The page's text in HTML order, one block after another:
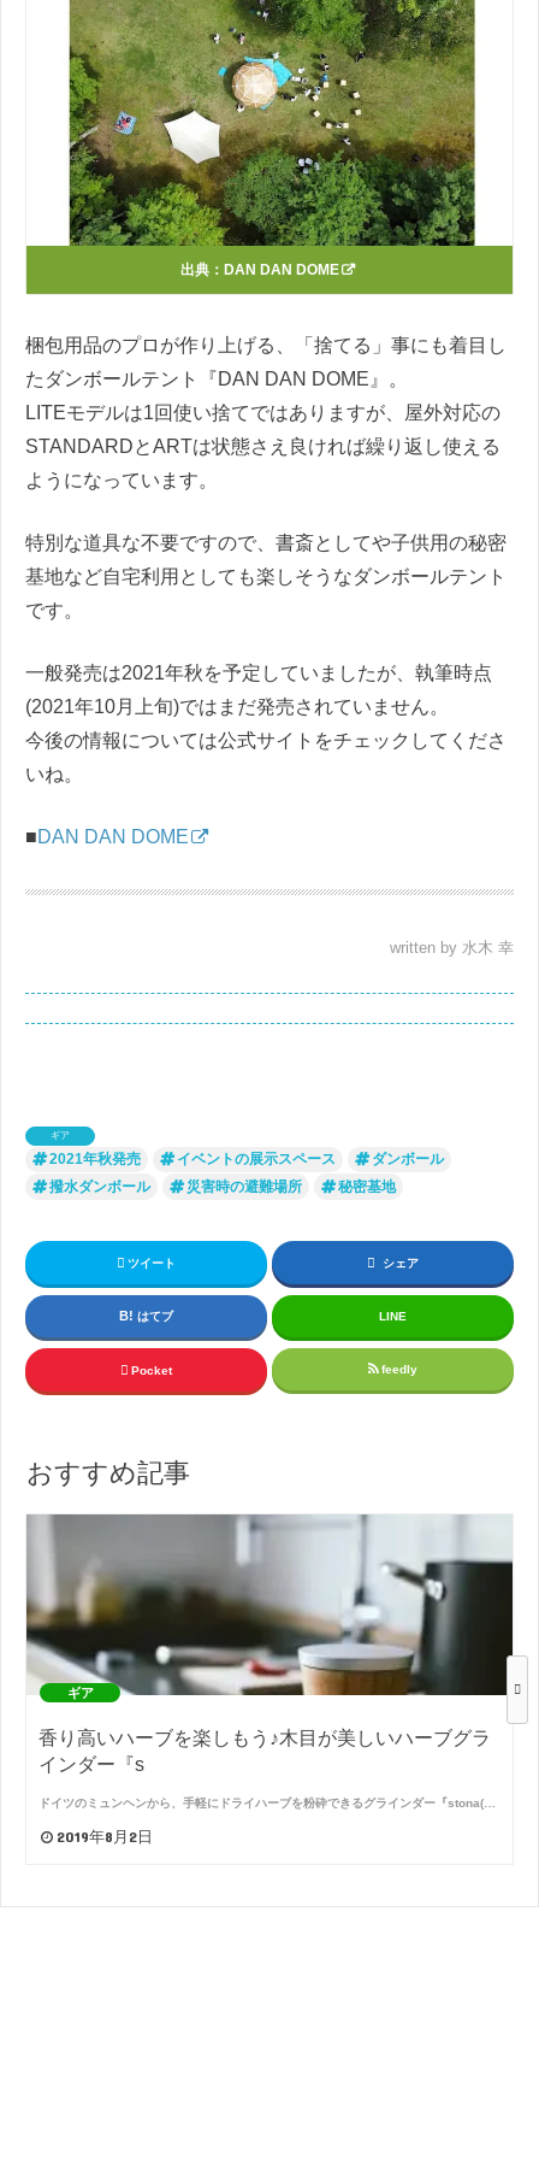
出典： DAN DAN DOME
梱包用品のプロが作り上げる、「捨てる」事にも着目し
たダンボールテント『DAN DAN DOME』。
LITEモデルは1回使い捨てではありますが、屋外対応の
STANDARDとARTは状態さえ良ければ繰り返し使える
ようになっています。
特別な道具な不要ですので、書斎としてや子供用の秘密
基地など自宅利用としても楽しそうなダンボールテント
です。
一般発売は2021年秋を予定していましたが、執筆時点
(2021年10月上旬)ではまだ発売されていません。
今後の情報については公式サイトをチェックしてくださ
いね。
■DAN DAN DOME
written by 水木 幸
ギア
2021年秋発売 イベントの展示スペース
ダンボール
撥水ダンボール
災害時の避難場所 秘密基地
ツイート シェア
はてブ LINE
Pocket feedly
おすすめ記事
ギア
香り高いハーブを楽しもう♪木目が美しいハーブグラ
インダー『s
ドイツのミュンヘンから、手軽にドライハーブを粉砕できるグラインダー『stona(…
2019年8月2日